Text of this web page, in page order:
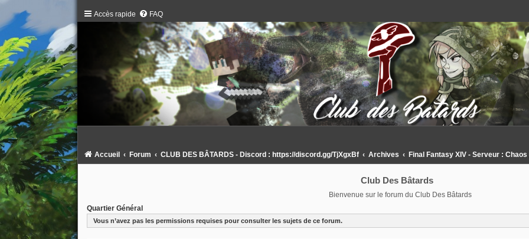
Accès rapide FAQ
Accueil Forum CLUB DES BÂTARDS - Discord : https://discord.gg/TjXgxBf Archives Final Fantasy XIV - Serveur :
Club Des Bâtards
Bienvenue sur le forum du Club Des Bâtards
Quartier Général
Vous n’avez pas les permissions requises pour consulter les sujets de ce forum.